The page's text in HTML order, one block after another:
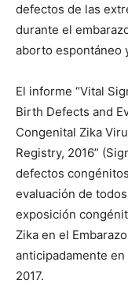
defectos de las
durante el
aborto espontáneo
El informe “Vital
Birth Defects and
Congenital Zika
Registry, 2016”
defectos
evaluación de
exposición
Zika en el
anticipadamente
2017.